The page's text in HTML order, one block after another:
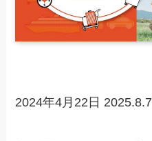
2024年4月22日 2025.8.7